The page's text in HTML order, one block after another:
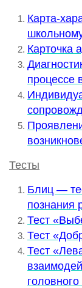
Карта-
Карточка
процессе
Тесты
Блиц —
познания
Тест
Тест
Тест
головного